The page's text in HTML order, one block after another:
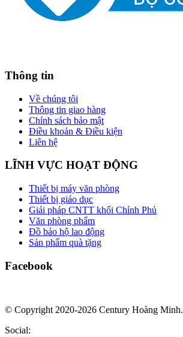
Thông tin
Về chúng tôi
Thông tin giao hàng
Chính sách bảo mật
Điều khoản & Điều kiện
Liên hệ
LĨNH VỰC HOẠT ĐỘNG
Thiết bị máy văn phòng
Thiết bị giáo dục
Giải pháp CNTT khối Chính Phủ
Văn phòng phẩm
Đồ bảo hộ lao động
Sản phẩm quà tặng
Facebook
© Copyright 2020-2026 Century Hoàng Minh.
Social: